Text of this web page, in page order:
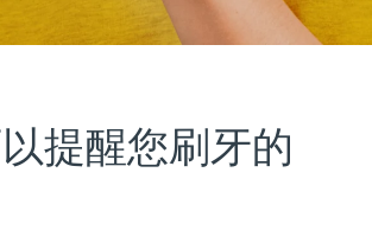
提醒您刷牙的
预计送达日期